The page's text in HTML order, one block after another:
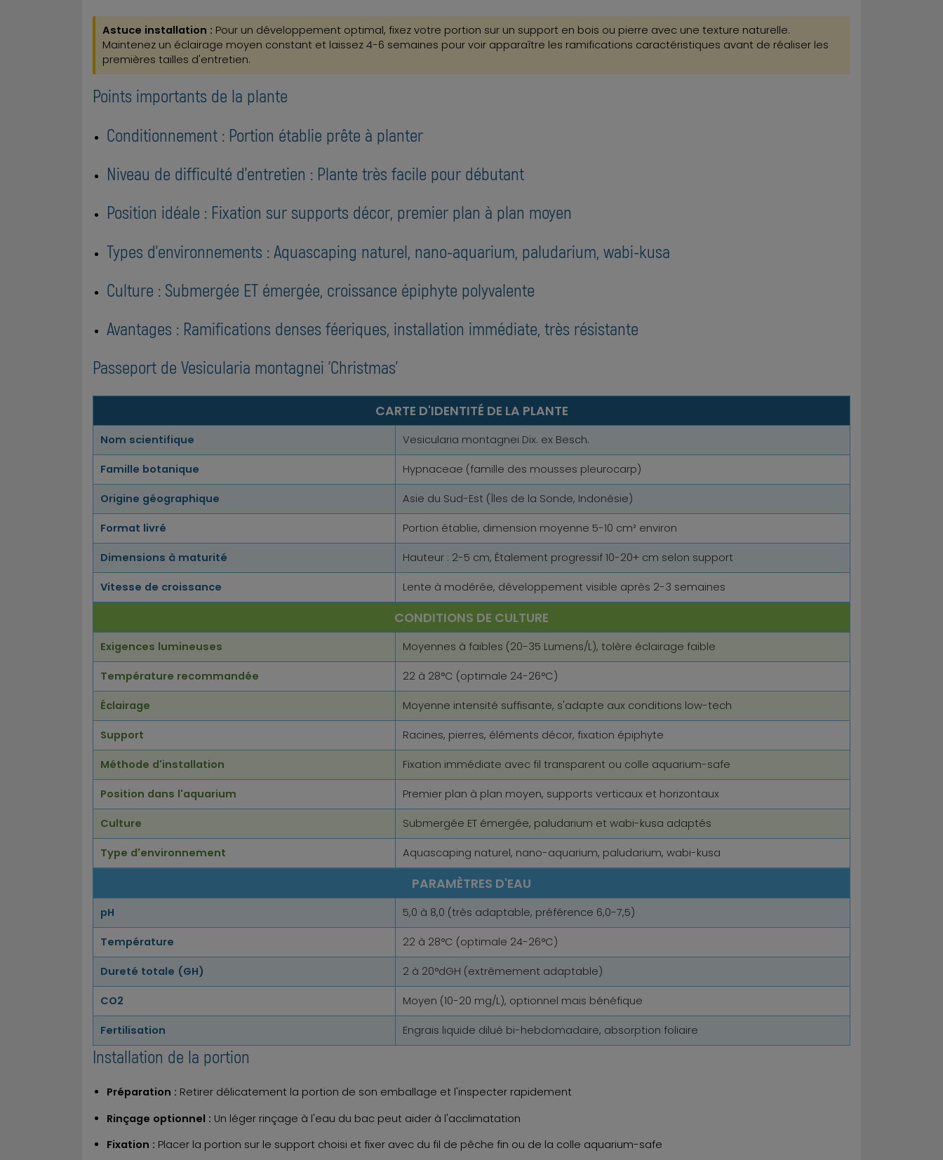
Astuce installation : Pour un développement optimal, fixez votre portion sur un support en bois ou pierre avec une texture naturelle.
Maintenez un éclairage moyen constant et laissez 4-6 semaines pour voir apparaître les ramifications caractéristiques avant de réaliser les
premières tailles d'entretien.
Points importants de la plante
Conditionnement : Portion établie prête à planter
Niveau de difficulté d'entretien : Plante très facile pour débutant
Position idéale : Fixation sur supports décor, premier plan à plan moyen
Types d'environnements : Aquascaping naturel, nano-aquarium, paludarium, wabi-kusa
Culture : Submergée ET émergée, croissance épiphyte polyvalente
Avantages : Ramifications denses féeriques, installation immédiate, très résistante
Passeport de Vesicularia montagnei 'Christmas'
CARTE D'IDENTITÉ DE LA PLANTE
Nom scientifique Vesicularia montagnei Dix. ex Besch.
Famille botanique Hypnaceae (famille des mousses pleurocarp)
Origine géographique Asie du Sud-Est (Îles de la Sonde, Indonésie)
Format livré Portion établie, dimension moyenne 5-10 cm² environ
Dimensions à maturité Hauteur : 2-5 cm, Étalement progressif 10-20+ cm selon support
Vitesse de croissance Lente à modérée, développement visible après 2-3 semaines
CONDITIONS DE CULTURE
Exigences lumineuses Moyennes à faibles (20-35 Lumens/L), tolère éclairage faible
Température recommandée 22 à 28°C (optimale 24-26°C)
Éclairage Moyenne intensité suffisante, s'adapte aux conditions low-tech
Support Racines, pierres, éléments décor, fixation épiphyte
Méthode d'installation Fixation immédiate avec fil transparent ou colle aquarium-safe
Position dans l'aquarium Premier plan à plan moyen, supports verticaux et horizontaux
Culture Submergée ET émergée, paludarium et wabi-kusa adaptés
Type d'environnement Aquascaping naturel, nano-aquarium, paludarium, wabi-kusa
PARAMÈTRES D'EAU
pH 5,0 à 8,0 (très adaptable, préférence 6,0-7,5)
Température 22 à 28°C (optimale 24-26°C)
Dureté totale (GH) 2 à 20°dGH (extrêmement adaptable)
CO2 Moyen (10-20 mg/L), optionnel mais bénéfique
Fertilisation Engrais liquide dilué bi-hebdomadaire, absorption foliaire
Installation de la portion
Préparation : Retirer délicatement la portion de son emballage et l'inspecter rapidement
Rinçage optionnel : Un léger rinçage à l'eau du bac peut aider à l'acclimatation
Fixation : Placer la portion sur le support choisi et fixer avec du fil de pêche fin ou de la colle aquarium-safe